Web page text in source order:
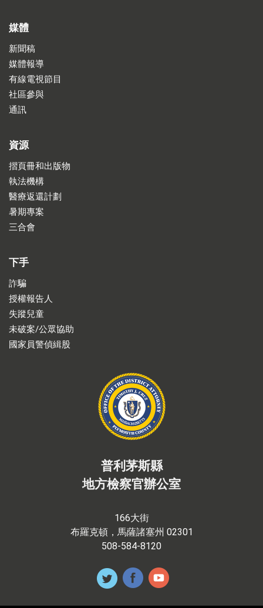
媒體
新聞稿
媒體報導
有線電視節目
社區參與
通訊
資源
摺頁冊和出版物
執法機構
醫療返還計劃
暑期專案
三合會
下手
詐騙
授權報告人
失蹤兒童
未破案/公眾協助
國家員警偵緝股
普利茅斯縣
地方檢察官辦公室
166大街
布羅克頓，馬薩諸塞州 02301
508-584-8120